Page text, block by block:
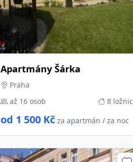
Apartmány Šárka
Praha
až 16 osob
8 ložnic
od 1 500 Kč za apartmán / za noc